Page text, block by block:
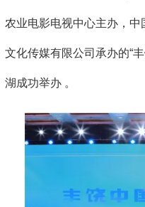
农业电影电视中心主办，
文化传媒有限公司承办的“
湖成功举办 。